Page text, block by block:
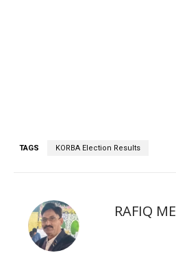
TAGS KORBA Election Results
RAFIQ